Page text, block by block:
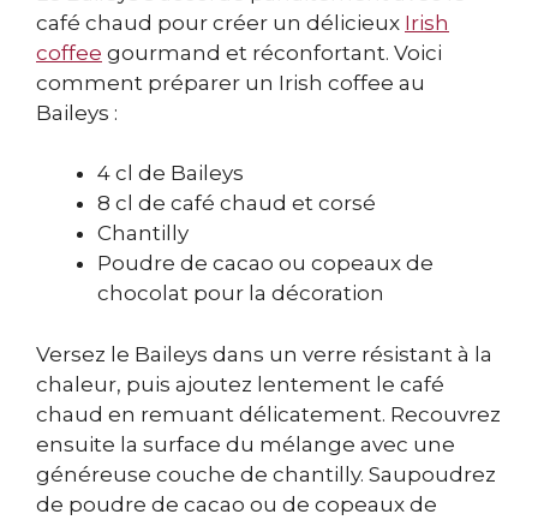
café chaud pour créer un délicieux Irish
coffee gourmand et réconfortant. Voici
comment préparer un Irish coffee au
Baileys :
4 cl de Baileys
8 cl de café chaud et corsé
Chantilly
Poudre de cacao ou copeaux de
chocolat pour la décoration
Versez le Baileys dans un verre résistant à la
chaleur, puis ajoutez lentement le café
chaud en remuant délicatement. Recouvrez
ensuite la surface du mélange avec une
généreuse couche de chantilly. Saupoudrez
de poudre de cacao ou de copeaux de